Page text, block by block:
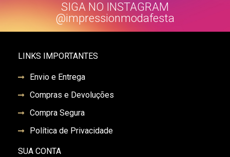
SIGA NO INSTAGRAM
@impressionmodafesta
LINKS IMPORTANTES
Envio e Entrega
Compras e Devoluções
Compra Segura
Política de Privacidade
SUA CONTA